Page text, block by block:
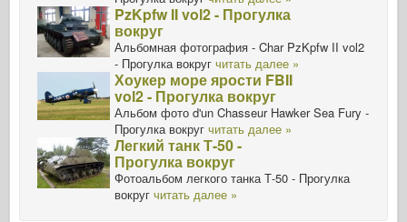
PzKpfw II vol2 - Прогулка
вокруг
Альбомная фотография - Char PzKpfw II vol2
- Прогулка вокруг читать далее »
Хоукер море ярости FBII
vol2 - Прогулка вокруг
Альбом фото d'un Chasseur Hawker Sea Fury -
Прогулка вокруг читать далее »
Легкий танк Т-50 -
Прогулка вокруг
Фотоальбом легкого танка Т-50 - Прогулка
вокруг читать далее »